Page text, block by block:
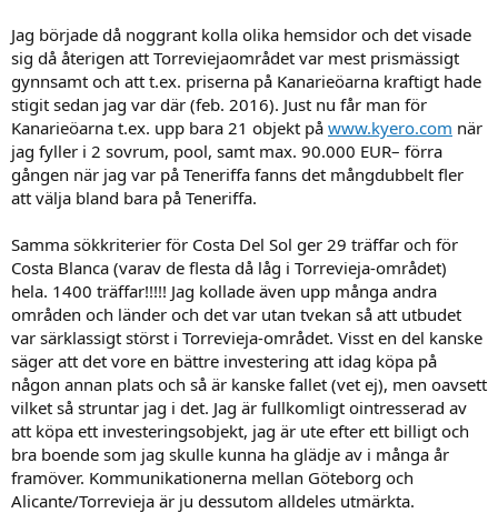
Jag började då noggrant kolla olika hemsidor och det visade
sig då återigen att Torreviejaområdet var mest prismässigt
gynnsamt och att t.ex. priserna på Kanarieöarna kraftigt hade
stigit sedan jag var där (feb. 2016). Just nu får man för
Kanarieöarna t.ex. upp bara 21 objekt på www.kyero.com när
jag fyller i 2 sovrum, pool, samt max. 90.000 EUR– förra
gången när jag var på Teneriffa fanns det mångdubbelt fler
att välja bland bara på Teneriffa.
Samma sökkriterier för Costa Del Sol ger 29 träffar och för
Costa Blanca (varav de flesta då låg i Torrevieja-området)
hela. 1400 träffar!!!!! Jag kollade även upp många andra
områden och länder och det var utan tvekan så att utbudet
var särklassigt störst i Torrevieja-området. Visst en del kanske
säger att det vore en bättre investering att idag köpa på
någon annan plats och så är kanske fallet (vet ej), men oavsett
vilket så struntar jag i det. Jag är fullkomligt ointresserad av
att köpa ett investeringsobjekt, jag är ute efter ett billigt och
bra boende som jag skulle kunna ha glädje av i många år
framöver. Kommunikationerna mellan Göteborg och
Alicante/Torrevieja är ju dessutom alldeles utmärkta.